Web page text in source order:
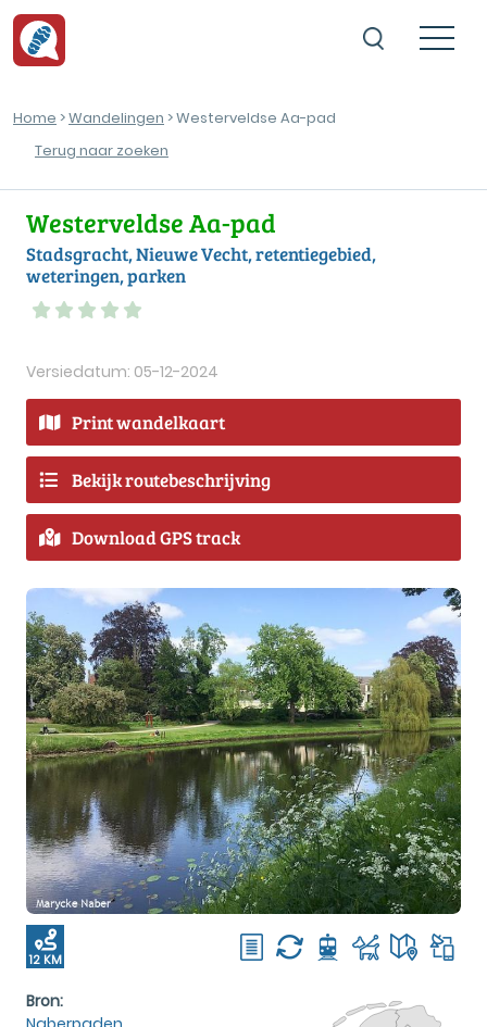
Home >Wandelingen > Westerveldse Aa-pad
Terug naar zoeken
Westerveldse Aa-pad
Stadsgracht, Nieuwe Vecht, retentiegebied,
weteringen, parken
Versiedatum: 05-12-2024
Print wandelkaart
Bekijk routebeschrijving
Download GPS track
12 KM
Bron: